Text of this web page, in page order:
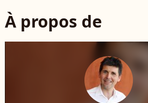
À propos de